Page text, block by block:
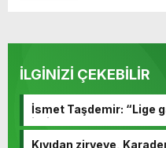
İLGİNİZİ ÇEKEBİLİR
İsmet Taşdemir: “Lige
istiyoruz”
Kıyıdan zirveye,